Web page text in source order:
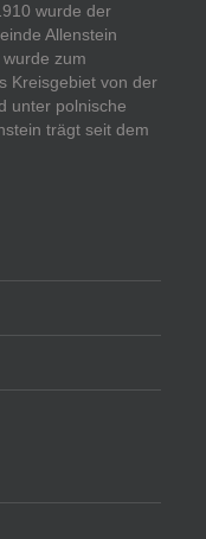
wurde der
Allenstein
zum
Kreisgebiet von der
unter polnische
trägt seit dem